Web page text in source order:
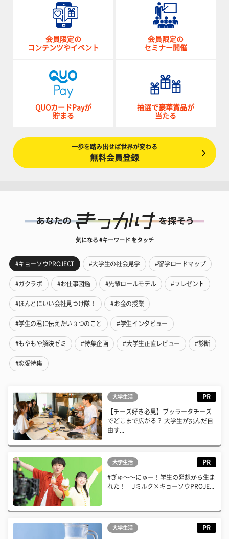
会員限定の
コンテンツやイベント
会員限定の
セミナー開催
QUOカードPayが
貯まる
抽選で豪華賞品が
当たる
一歩を踏み出せば世界が変わる
無料会員登録
気になる #キーワード をタッチ
#キョーソウPROJECT #大学生の社会見学 #留学ロードマップ
#ガクラボ #お仕事図鑑 #先輩ロールモデル #プレゼント
#ほんとにいい会社見つけ隊！ #お金の授業
#学生の君に伝えたい３つのこと #学生インタビュー
#もやもや解決ゼミ #特集企画 #大学生正直レビュー #診断
#恋愛特集
大学生活 PR
【チーズ好き必見】ブッラータチーズ
でどこまで広がる？ 大学生が挑んだ自
由す...
大学生活 PR
#ぎゅ〜〜にゅー！学生の発想から生ま
れた！ Jミルク×キョーソウPROJE...
大学生活 PR